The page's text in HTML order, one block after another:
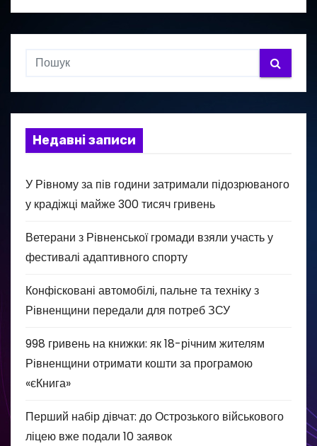
Недавні записи
У Рівному за пів години затримали підозрюваного
у крадіжці майже 300 тисяч гривень
Ветерани з Рівненської громади взяли участь у
фестивалі адаптивного спорту
Конфісковані автомобілі, пальне та техніку з
Рівненщини передали для потреб ЗСУ
998 гривень на книжки: як 18-річним жителям
Рівненщини отримати кошти за програмою
«єКнига»
Перший набір дівчат: до Острозького військового
ліцею вже подали 10 заявок